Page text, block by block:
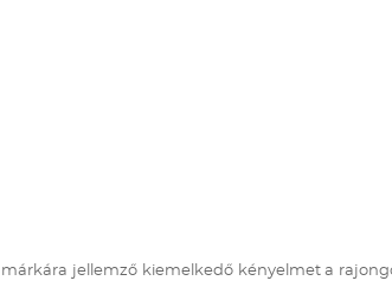
jellemző kiemelkedő kényelmet a